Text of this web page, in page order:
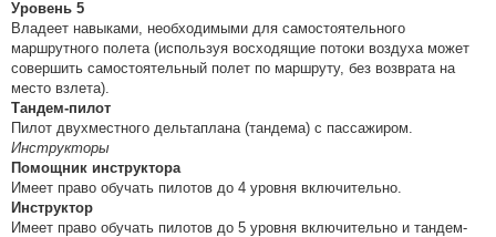
Уровень 5
Владеет навыками, необходимыми для самостоятельного
маршрутного полета (используя восходящие потоки воздуха может
совершить самостоятельный полет по маршруту, без возврата на
место взлета).
Тандем-пилот
Пилот двухместного дельтаплана (тандема) с пассажиром.
Инструкторы
Помощник инструктора
Имеет право обучать пилотов до 4 уровня включительно.
Инструктор
Имеет право обучать пилотов до 5 уровня включительно и тандем-